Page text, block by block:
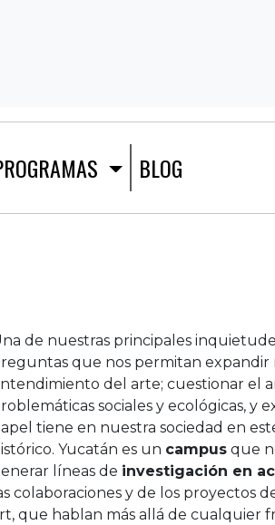
BLOG
de nuestras principales
que nos permitan expandir
del arte; cuestionar el
sociales y ecológicas, y
tiene en nuestra sociedad en
Yucatán es un campus que
líneas de investigación en
colaboraciones y de los proyectos
que hablan más allá de cualquier